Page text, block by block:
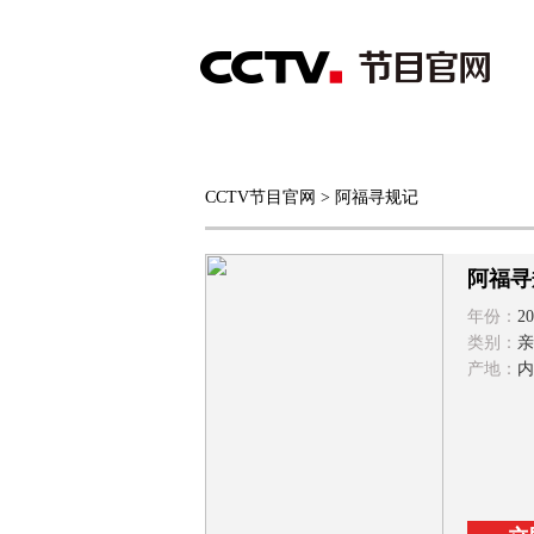
综合 新闻 财经 综艺
CCTV节目官网 > 阿福寻规记
阿福
年份：
类别：
产地：